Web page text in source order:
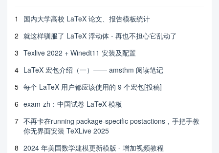
1
国内大学高校 LaTeX 论文、报告模板统计
2 就这样驯服了 LaTeX 浮动体 - 再也不担心它乱动了
3 Texlive 2022 + Winedt11 安装及配置
4 LaTeX 宏包介绍（一）—— amsthm 阅读笔记
5 每个 LaTeX 用户都应该使用的 9 个宏包[投稿]
6 exam-zh：中国试卷 LaTeX 模板
7 不再卡在running package-specific postactions，手把手教
你无界面安装 TeXLive 2025
8 2024 年美国数学建模更新模版 - 增加视频教程